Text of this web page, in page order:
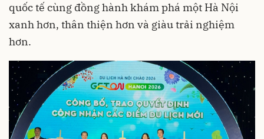
quốc tế cùng đồng hành khám phá một Hà Nội
xanh hơn, thân thiện hơn và giàu trải nghiệm
hơn.